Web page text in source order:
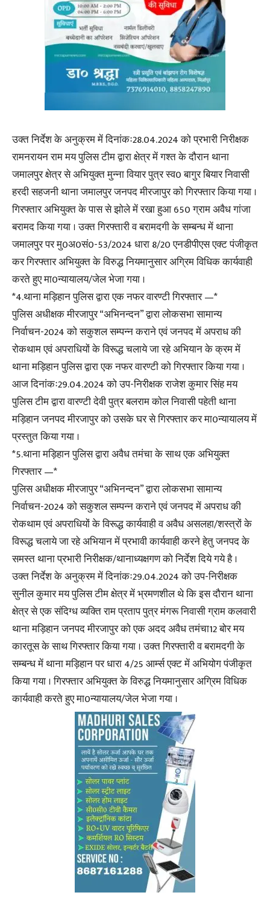
उक्त निर्देश के अनुक्रम में दिनांकः28.04.2024 को प्रभारी निरीक्षक
रामनरायन राम मय पुलिस टीम द्वारा क्षेत्र में गश्त के दौरान थाना
जमालपुर क्षेत्र से अभियुक्त मुन्ना वियार पुत्र स्व0 बागुर बियार निवासी
हरदी सहजनी थाना जमालपुर जनपद मीरजापुर को गिरफ्तार किया गया ।
गिरफ्तार अभियुक्त के पास से झोले में रखा हुआ 650 ग्राम अवैध गांजा
बरामद किया गया । उक्त गिरफ्तारी व बरामदगी के सम्बन्ध में थाना
जमालपुर पर मु0अ0सं0-53/2024 धारा 8/20 एनडीपीएस एक्ट पंजीकृत
कर गिरफ्तार अभियुक्त के विरुद्ध नियमानुसार अग्रिम विधिक कार्यवाही
करते हुए मा0न्यायालय/जेल भेजा गया ।
*4.थाना मड़िहान पुलिस द्वारा एक नफर वारण्टी गिरफ्तार —*
पुलिस अधीक्षक मीरजापुर “अभिनन्दन” द्वारा लोकसभा सामान्य
निर्वाचन-2024 को सकुशल सम्पन्न कराने एवं जनपद में अपराध की
रोकथाम एवं अपराधियों के विरूद्ध चलाये जा रहे अभियान के क्रम में
थाना मड़िहान पुलिस द्वारा एक नफर वारण्टी को गिरफ्तार किया गया ।
आज दिनांकः29.04.2024 को उप-निरीक्षक राजेश कुमार सिंह मय
पुलिस टीम द्वारा वारण्टी देवी पुत्र बलराम कोल निवासी पहेती थाना
मड़िहान जनपद मीरजापुर को उसके घर से गिरफ्तार कर मा0न्यायालय में
प्रस्तुत किया गया ।
*5.थाना मड़िहान पुलिस द्वारा अवैध तमंचा के साथ एक अभियुक्त
गिरफ्तार —*
पुलिस अधीक्षक मीरजापुर “अभिनन्दन” द्वारा लोकसभा सामान्य
निर्वाचन-2024 को सकुशल सम्पन्न कराने एवं जनपद में अपराध की
रोकथाम एवं अपराधियों के विरूद्ध कार्यवाही व अवैध असलहा/शस्त्रों के
विरूद्ध चलाये जा रहे अभियान में प्रभावी कार्यवाही करने हेतु जनपद के
समस्त थाना प्रभारी निरीक्षक/थानाध्यक्षगण को निर्देश दिये गये है ।
उक्त निर्देश के अनुक्रम में दिनांकः29.04.2024 को उप-निरीक्षक
सुनील कुमार मय पुलिस टीम क्षेत्र में भ्रमणशील थे कि इस दौरान थाना
क्षेत्र से एक संदिग्ध व्यक्ति राम प्रताप पुत्र मंगरू निवासी ग्राम कलवारी
थाना मड़िहान जनपद मीरजापुर को एक अदद अवैध तमंचा12 बोर मय
कारतूस के साथ गिरफ्तार किया गया । उक्त गिरफ्तारी व बरामदगी के
सम्बन्ध में थाना मड़िहान पर धारा 4/25 आर्म्स एक्ट में अभियोग पंजीकृत
किया गया । गिरफ्तार अभियुक्त के विरुद्ध नियमानुसार अग्रिम विधिक
कार्यवाही करते हुए मा0न्यायालय/जेल भेजा गया ।